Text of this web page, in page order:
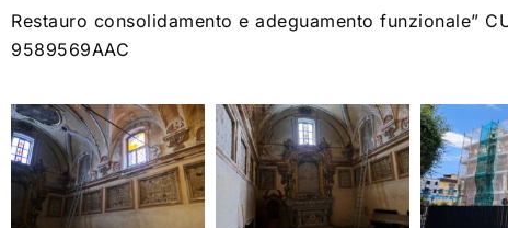
Restauro consolidamento e adeguamento funzionale”
9589569AAC